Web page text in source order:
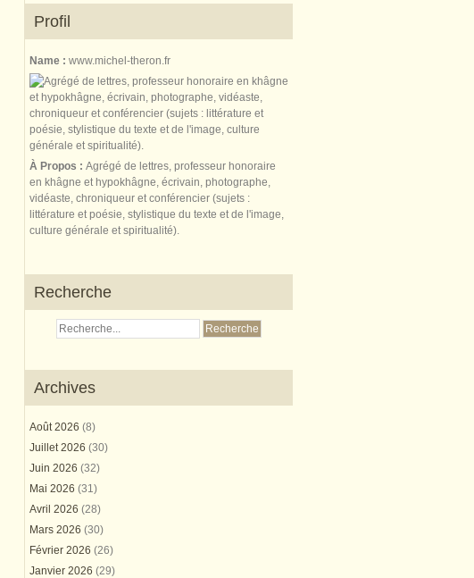
Profil
Name : www.michel-theron.fr
À Propos : Agrégé de lettres, professeur honoraire
en khâgne et hypokhâgne, écrivain, photographe,
vidéaste, chroniqueur et conférencier (sujets :
littérature et poésie, stylistique du texte et de l'image,
culture générale et spiritualité).
Recherche
Archives
Août 2026 (8)
Juillet 2026 (30)
Juin 2026 (32)
Mai 2026 (31)
Avril 2026 (28)
Mars 2026 (30)
Février 2026 (26)
Janvier 2026 (29)